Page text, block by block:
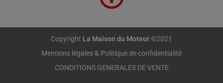
Copyright La Maison du Moteur©2021
Mentions légales & Politique de confidentialité
CONDITIONS GENERALES DE VENTE